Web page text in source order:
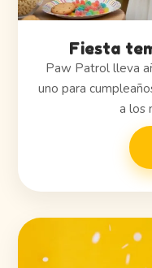
Fiesta
Paw Patrol lleva
uno para
a los